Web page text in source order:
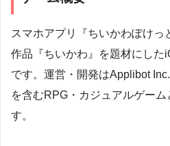
スマホアプリ『ちいかわぽけ
作品『ちいかわ』を題材にした
です。運営・開発はApplibot
を含むRPG・カジュアルゲーム
す。